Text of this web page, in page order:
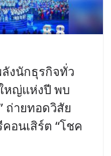
งนักธุรกิจทั่ว
หญ่แห่งปี พบ
ถ่ายทอดวิสัย
อนเสิร์ต “โชค